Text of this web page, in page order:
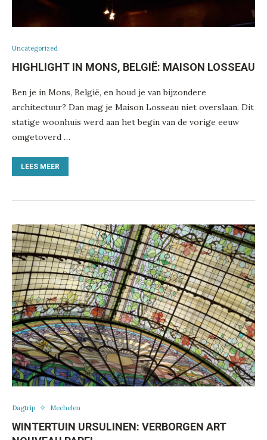
Uncategorized
HIGHLIGHT IN MONS, BELGIË: MAISON LOSSEAU
Ben je in Mons, België, en houd je van bijzondere
architectuur? Dan mag je Maison Losseau niet overslaan. Dit
statige woonhuis werd aan het begin van de vorige eeuw
omgetoverd …
LEES MEER
Dagtrip Mechelen
WINTERTUIN URSULINEN: VERBORGEN ART